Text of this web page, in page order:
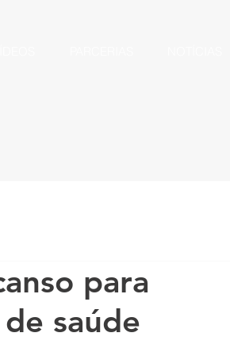
para
saúde